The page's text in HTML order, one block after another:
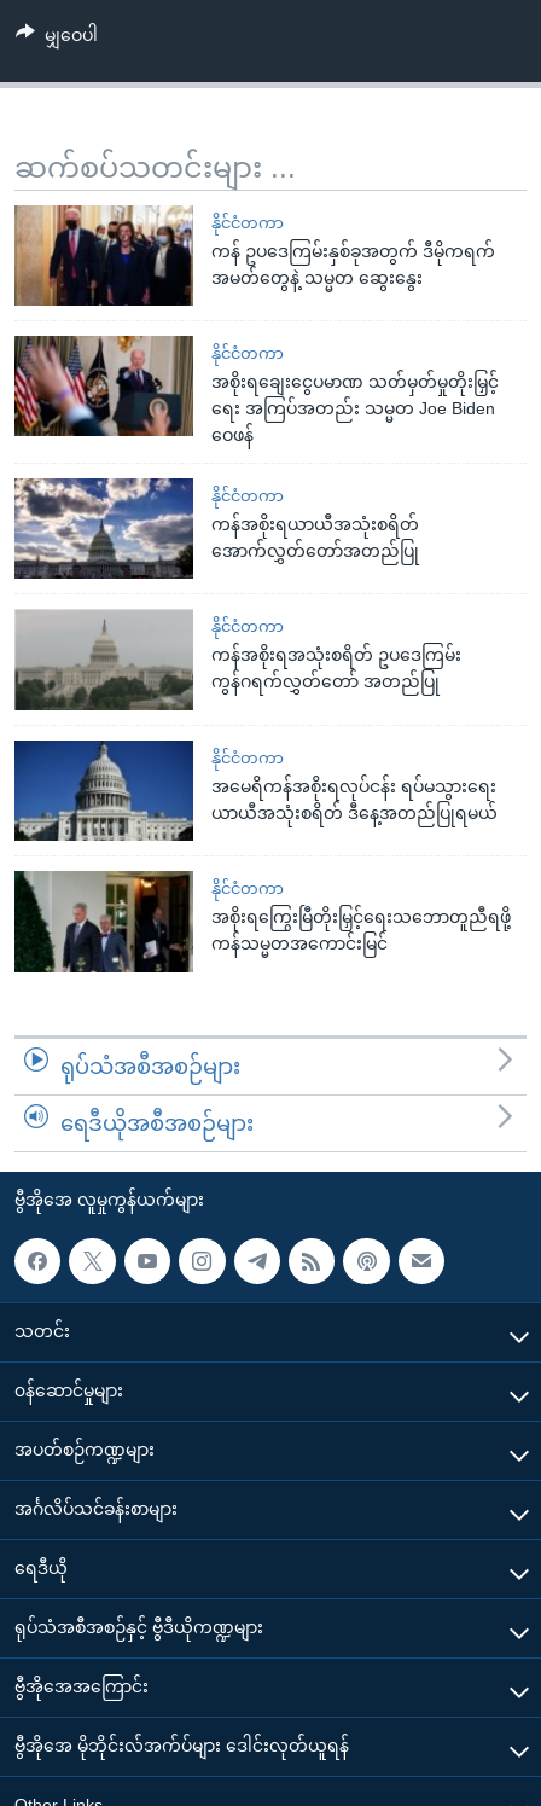
ရန်
မျှဝေပါ
ဆက်စပ်သတင်းများ ...
နိုင်ငံတကာ
ကန် ဥပဒေကြမ်းနှစ်ခုအတွက် ဒီမိုကရက်
အမတ်တွေနဲ့ သမ္မတ ဆွေးနွေး
နိုင်ငံတကာ
အစိုးရချေးငွေပမာဏ သတ်မှတ်မှုတိုးမြှင့်
ရေး အကြပ်အတည်း သမ္မတ Joe Biden
ဝေဖန်
နိုင်ငံတကာ
ကန်အစိုးရယာယီအသုံးစရိတ်
အောက်လွှတ်တော်အတည်ပြု
နိုင်ငံတကာ
ကန်အစိုးရအသုံးစရိတ် ဥပဒေကြမ်း
ကွန်ဂရက်လွှတ်တော် အတည်ပြု
နိုင်ငံတကာ
အမေရိကန်အစိုးရလုပ်ငန်း ရပ်မသွားရေး
ယာယီအသုံးစရိတ် ဒီနေ့အတည်ပြုရမယ်
နိုင်ငံတကာ
အစိုးရကြွေးမြီတိုးမြှင့်ရေးသဘောတူညီရဖို့
ကန်သမ္မတအကောင်းမြင်
ရုပ်သံအစီအစဉ်များ
ရေဒီယိုအစီအစဉ်များ
ဗွီအိုအေ လူမှုကွန်ယက်များ
သတင်း
၀န်ဆောင်မှုများ
အပတ်စဉ်ကဏ္ဍများ
အင်္ဂလိပ်သင်ခန်းစာများ
ရေဒီယို
ရုပ်သံအစီအစဉ်နှင့် ဗွီဒီယိုကဏ္ဍများ
ဗွီအိုအေအကြောင်း
ဗွီအိုအေ မိုဘိုင်းလ်အက်ပ်များ ဒေါင်းလုတ်ယူရန်